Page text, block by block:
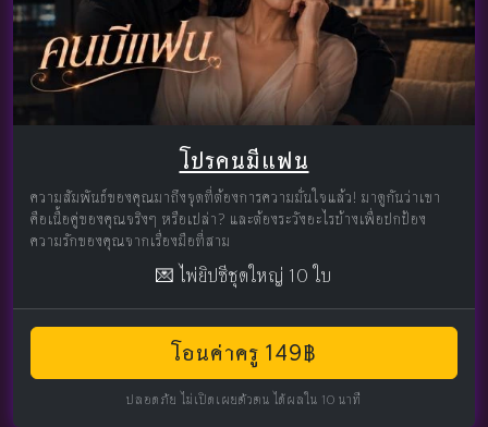
โปรคนมีแฟน
ความสัมพันธ์ของคุณมาถึงจุดที่ต้องการความมั่นใจแล้ว! มาดูกันว่าเขา
คือเนื้อคู่ของคุณจริงๆ หรือเปล่า? และต้องระวังอะไรบ้างเพื่อปกป้อง
ความรักของคุณจากเรื่องมือที่สาม
💌 ไพ่ยิปซีชุดใหญ่ 10 ใบ
โอนค่าครู 149฿
ปลอดภัย ไม่เปิดเผยตัวตน ได้ผลใน 10 นาที